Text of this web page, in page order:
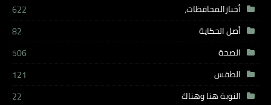
أخبارالمحافظات،
622
أصل الحكاية
82
الصحة
506
الطقس
121
النوبة هنا وهناك
22